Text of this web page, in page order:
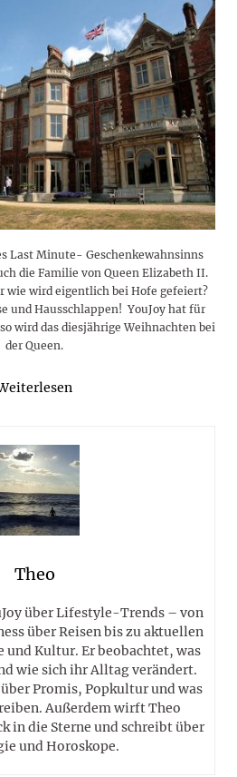
Last Minute- Geschenkewahnsinns
die Familie von Queen Elizabeth II.
wie wird eigentlich bei Hofe gefeiert?
und Hausschlappen! YouJoy hat für
wird das diesjährige Weihnachten bei
der Queen.
Theo
über Lifestyle-Trends – von
über Reisen bis zu aktuellen
und Kultur. Er beobachtet, was
wie sich ihr Alltag verändert.
Promis, Popkultur und was
Außerdem wirft Theo
in die Sterne und schreibt über
und Horoskope.